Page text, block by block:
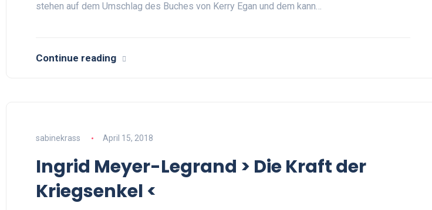
stehen auf dem Umschlag des Buches von Kerry Egan und dem kann…
Continue reading
sabinekrass April 15, 2018
Ingrid Meyer-Legrand > Die Kraft der
Kriegsenkel <